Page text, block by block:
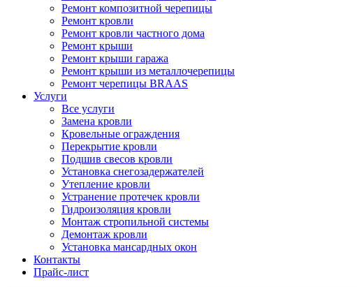
Ремонт композитной черепицы
Ремонт кровли
Ремонт кровли частного дома
Ремонт крыши
Ремонт крыши гаража
Ремонт крыши из металлочерепицы
Ремонт черепицы BRAAS
Услуги
Все услуги
Замена кровли
Кровельные ограждения
Перекрытие кровли
Подшив свесов кровли
Установка снегозадержателей
Утепление кровли
Устранение протечек кровли
Гидроизоляция кровли
Монтаж стропильной системы
Демонтаж кровли
Установка мансардных окон
Контакты
Прайс-лист